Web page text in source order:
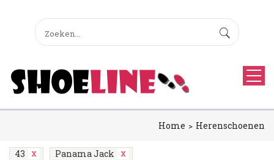
Home Herenschoenen
43 Panama Jack